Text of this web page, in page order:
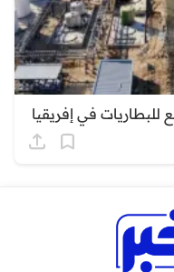
في إفريقيا